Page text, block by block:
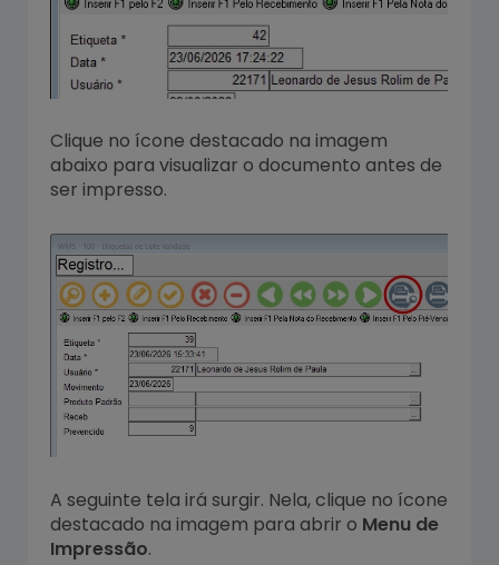
Clique no ícone destacado na imagem
abaixo para visualizar o documento antes de
ser impresso.
A seguinte tela irá surgir. Nela, clique no ícone
destacado na imagem para abrir o Menu de
Impressão.